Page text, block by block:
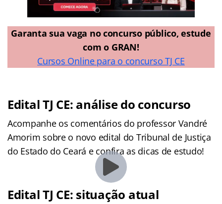
Garanta sua vaga no concurso público, estude
com o GRAN!
Cursos Online para o concurso TJ CE
Edital TJ CE: análise do concurso
Acompanhe os comentários do professor Vandré
Amorim sobre o novo edital do Tribunal de Justiça
do Estado do Ceará e confira as dicas de estudo!
Edital TJ CE: situação atual